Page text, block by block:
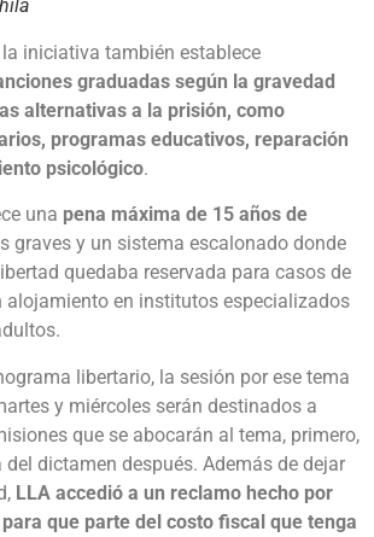
iniciativa también establece
graduadas según la gravedad
alternativas a la prisión, como
programas educativos, reparación
psicológico.
una pena máxima de 15 años de
graves y un sistema escalonado donde
quedaba reservada para casos de
alojamiento en institutos especializados
libertario, la sesión por ese tema
y miércoles serán destinados a
que se abocarán al tema, primero,
dictamen después. Además de dejar
LLA accedió a un reclamo hecho por
que parte del costo fiscal que tenga